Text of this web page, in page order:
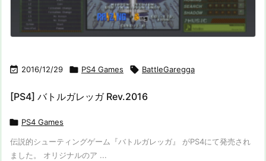
 2016/12/29  PS4 Games  BattleGaregga
[PS4] バトルガレッガ Rev.2016
 PS4 Games
伝説的シューティングゲーム『バトルガレッガ』 がPS4にて発売され
ました。 オリジナルのア ...